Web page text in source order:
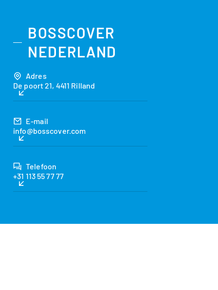
BOSSCOVER
NEDERLAND
Adres
De poort 21, 4411 Rilland
E-mail
info@bosscover.com
Telefoon
+31 113 55 77 77